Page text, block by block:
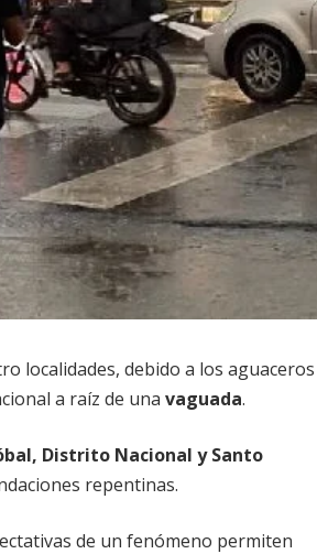
localidades, debido a los aguaceros
a raíz de una vaguada.
Distrito Nacional y Santo
repentinas.
de un fenómeno permiten